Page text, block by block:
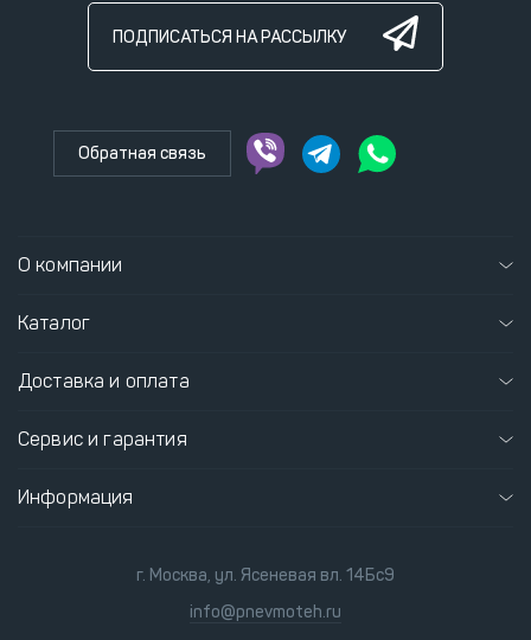
ПОДПИСАТЬСЯ НА РАССЫЛКУ
Обратная связь
О компании
Каталог
Доставка и оплата
Сервис и гарантия
Информация
г. Москва, ул. Ясеневая вл. 14Бс9
info@pnevmoteh.ru